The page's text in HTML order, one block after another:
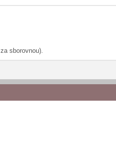
sborovnou).